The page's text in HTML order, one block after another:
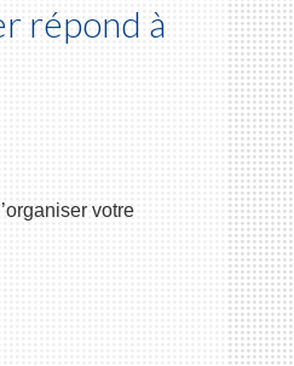
répond à
votre